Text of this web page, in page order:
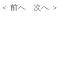
＜ 前へ 次へ ＞